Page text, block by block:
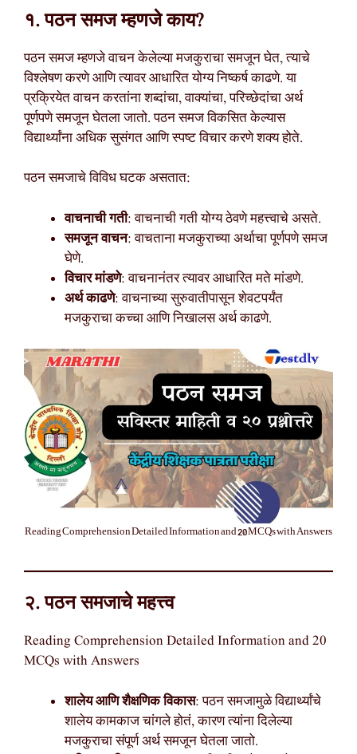
१. पठन समज म्हणजे काय?
पठन समज म्हणजे वाचन केलेल्या मजकुराचा समजून घेत, त्याचे
विश्लेषण करणे आणि त्यावर आधारित योग्य निष्कर्ष काढणे. या
प्रक्रियेत वाचन करतांना शब्दांचा, वाक्यांचा, परिच्छेदांचा अर्थ
पूर्णपणे समजून घेतला जातो. पठन समज विकसित केल्यास
विद्यार्थ्यांना अधिक सुसंगत आणि स्पष्ट विचार करणे शक्य होते.
पठन समजाचे विविध घटक असतात:
वाचनाची गती: वाचनाची गती योग्य ठेवणे महत्त्वाचे असते.
समजून वाचन: वाचताना मजकुराच्या अर्थाचा पूर्णपणे समज
घेणे.
विचार मांडणे: वाचनानंतर त्यावर आधारित मते मांडणे.
अर्थ काढणे: वाचनाच्या सुरुवातीपासून शेवटपर्यंत
मजकुराचा कच्चा आणि निखालस अर्थ काढणे.
Reading Comprehension Detailed Information and 20 MCQs with Answers
२. पठन समजाचे महत्त्व
Reading Comprehension Detailed Information and 20
MCQs with Answers
शालेय आणि शैक्षणिक विकास: पठन समजामुळे विद्यार्थ्यांचे
शालेय कामकाज चांगले होतं, कारण त्यांना दिलेल्या
मजकुराचा संपूर्ण अर्थ समजून घेतला जातो.